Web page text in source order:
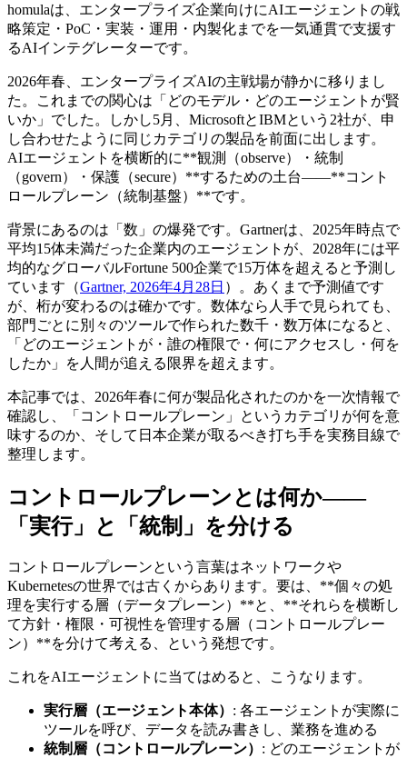
homulaは、エンタープライズ企業向けにAIエージェントの戦
略策定・PoC・実装・運用・内製化までを一気通貫で支援す
るAIインテグレーターです。
2026年春、エンタープライズAIの主戦場が静かに移りまし
た。これまでの関心は「どのモデル・どのエージェントが賢
いか」でした。しかし5月、MicrosoftとIBMという2社が、申
し合わせたように同じカテゴリの製品を前面に出します。
AIエージェントを横断的に**観測（observe）・統制
（govern）・保護（secure）**するための土台——**コント
ロールプレーン（統制基盤）**です。
背景にあるのは「数」の爆発です。Gartnerは、2025年時点で
平均15体未満だった企業内のエージェントが、2028年には平
均的なグローバルFortune 500企業で15万体を超えると予測し
ています（Gartner, 2026年4月28日 ）。あくまで予測値です
が、桁が変わるのは確かです。数体なら人手で見られても、
部門ごとに別々のツールで作られた数千・数万体になると、
「どのエージェントが・誰の権限で・何にアクセスし・何を
したか」を人間が追える限界を超えます。
本記事では、2026年春に何が製品化されたのかを一次情報で
確認し、「コントロールプレーン」というカテゴリが何を意
味するのか、そして日本企業が取るべき打ち手を実務目線で
整理します。
コントロールプレーンとは何か——
「実行」と「統制」を分ける
コントロールプレーンという言葉はネットワークや
Kubernetesの世界では古くからあります。要は、**個々の処
理を実行する層（データプレーン）**と、**それらを横断し
て方針・権限・可視性を管理する層（コントロールプレー
ン）**を分けて考える、という発想です。
これをAIエージェントに当てはめると、こうなります。
実行層（エージェント本体） : 各エージェントが実際に
ツールを呼び、データを読み書きし、業務を進める
統制層（コントロールプレーン） : どのエージェントが